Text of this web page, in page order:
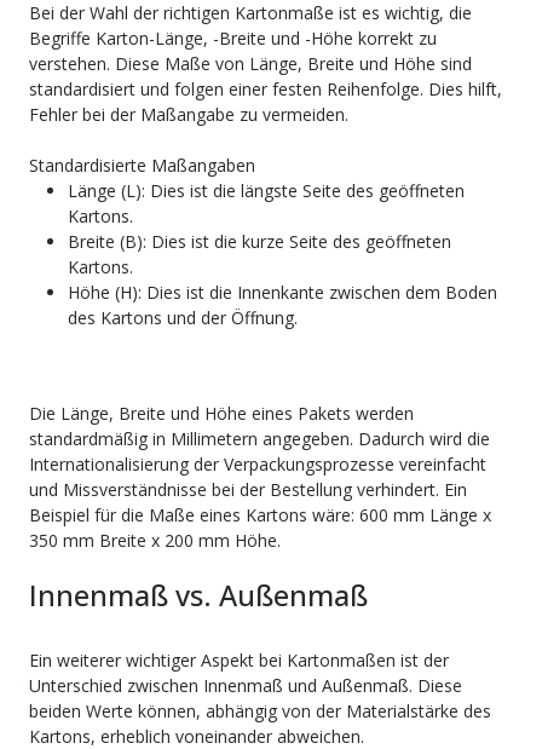
Bei der Wahl der richtigen Kartonmaße ist es wichtig, die
Begriffe Karton-Länge, -Breite und -Höhe korrekt zu
verstehen. Diese Maße von Länge, Breite und Höhe sind
standardisiert und folgen einer festen Reihenfolge. Dies hilft,
Fehler bei der Maßangabe zu vermeiden.
Standardisierte Maßangaben
Länge (L): Dies ist die längste Seite des geöffneten
Kartons.
Breite (B): Dies ist die kurze Seite des geöffneten
Kartons.
Höhe (H): Dies ist die Innenkante zwischen dem Boden
des Kartons und der Öffnung.
Die Länge, Breite und Höhe eines Pakets werden
standardmäßig in Millimetern angegeben. Dadurch wird die
Internationalisierung der Verpackungsprozesse vereinfacht
und Missverständnisse bei der Bestellung verhindert. Ein
Beispiel für die Maße eines Kartons wäre: 600 mm Länge x
350 mm Breite x 200 mm Höhe.
Innenmaß vs. Außenmaß
Ein weiterer wichtiger Aspekt bei Kartonmaßen ist der
Unterschied zwischen Innenmaß und Außenmaß. Diese
beiden Werte können, abhängig von der Materialstärke des
Kartons, erheblich voneinander abweichen.